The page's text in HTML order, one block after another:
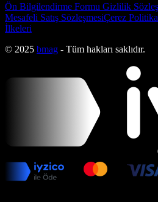
Ön Bilgilendirme Formu Gizlilik
Mesafeli Satış SözleşmesiÇerez
İlkeleri
© 2025 bmag - Tüm hakları saklıdır.